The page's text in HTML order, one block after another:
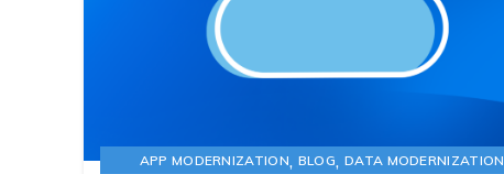
APP MODERNIZATION, BLOG,DATA MODERNIZATION